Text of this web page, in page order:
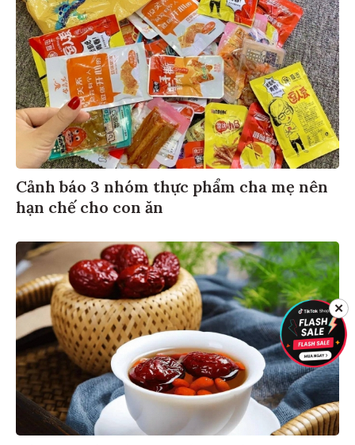
Cảnh báo 3 nhóm thực phẩm cha mẹ nên
hạn chế cho con ăn
✕